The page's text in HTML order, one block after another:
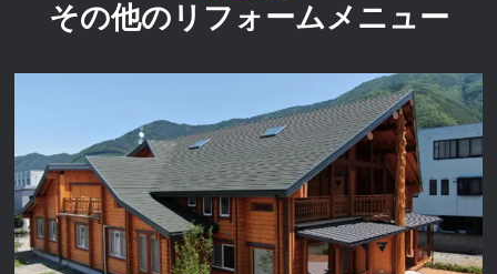
その他のリフォームメニュー